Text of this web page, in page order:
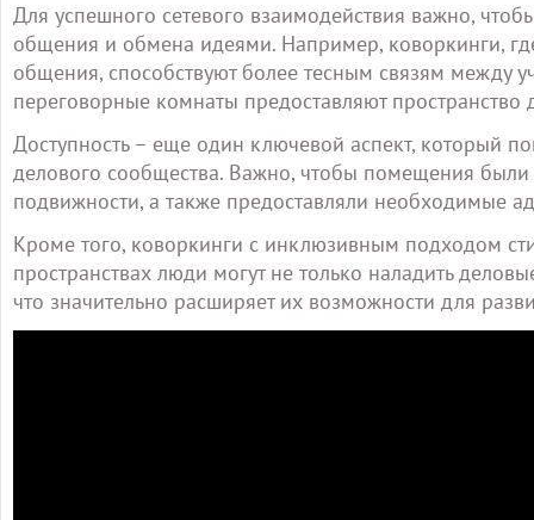
Для успешного сетевого взаимодействия важно,
общения и обмена идеями. Например, коворкинги,
общения, способствуют более тесным связям между
переговорные комнаты предоставляют
Доступность – еще один ключевой аспект, который
делового сообщества. Важно, чтобы помещения
подвижности, а также предоставляли необходимые
Кроме того, коворкинги с инклюзивным подходом
пространствах люди могут не только наладить
что значительно расширяет их возможности для